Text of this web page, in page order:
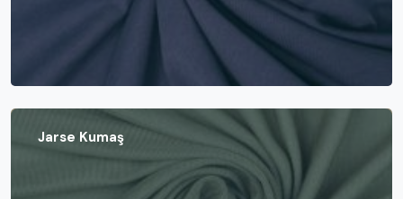
Jarse Kumaş